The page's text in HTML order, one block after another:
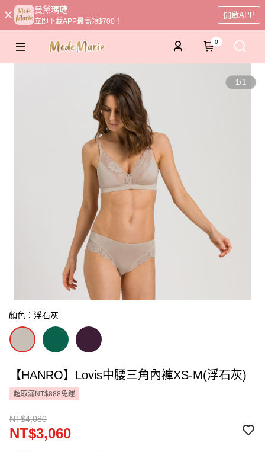
曼黛瑪璉
立即下載APP最高領$700！
開啟APP
0
1/1
顏色：浮石灰
【HANRO】Lovis中腰三角內褲XS-M(浮石灰)
超取滿NT$888免運
NT$4,080
NT$3,060